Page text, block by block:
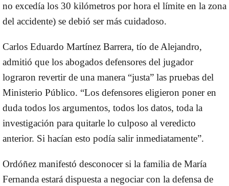
no excedía los 30 kilómetros por hora el límite en la zona
del accidente) se debió ser más cuidadoso.
Carlos Eduardo Martínez Barrera, tío de Alejandro,
admitió que los abogados defensores del jugador
lograron revertir de una manera “justa” las pruebas del
Ministerio Público. “Los defensores eligieron poner en
duda todos los argumentos, todos los datos, toda la
investigación para quitarle lo culposo al veredicto
anterior. Si hacían esto podía salir inmediatamente”.
Ordóñez manifestó desconocer si la familia de María
Fernanda estará dispuesta a negociar con la defensa de